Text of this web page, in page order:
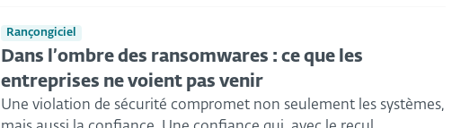
Rançongiciel
Dans l’ombre des ransomwares : ce que les
entreprises ne voient pas venir
Une violation de sécurité compromet non seulement les systèmes,